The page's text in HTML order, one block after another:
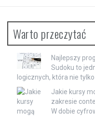
Warto przeczytać
Najlepszy
Sudoku to
logicznych, która nie tylko
Jakie kursy
zakresie
W dobie